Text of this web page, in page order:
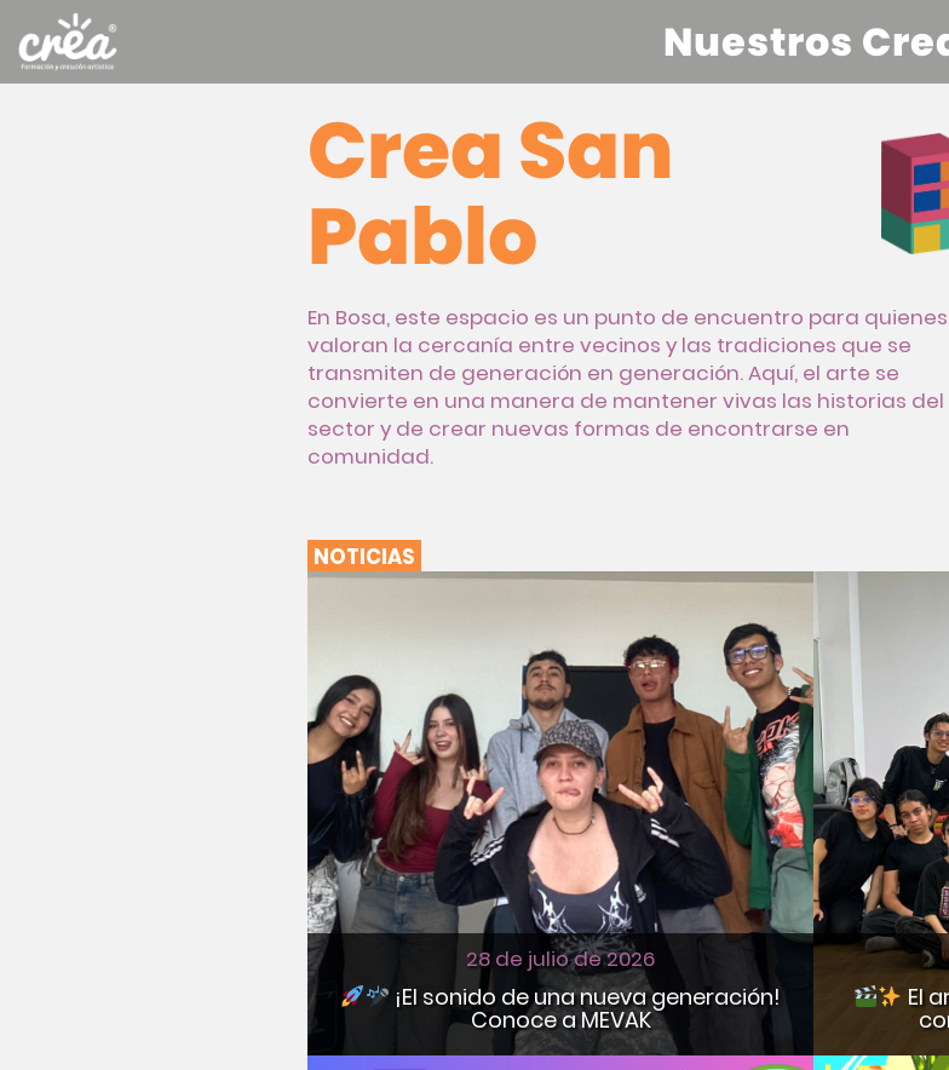
Nuestros
Crea San
Pablo
En Bosa, este espacio es un punto de encuentro para quienes
valoran la cercanía entre vecinos y las tradiciones que se
transmiten de generación en generación. Aquí, el arte se
convierte en una manera de mantener vivas las historias del
sector y de crear nuevas formas de encontrarse en
comunidad.
NOTICIAS
28 de julio de 2026
¡El sonido de una nueva generación!
Conoce a MEVAK
El